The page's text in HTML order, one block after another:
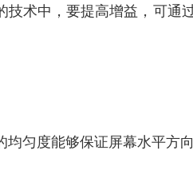
术中，要提高增益，可
匀度能够保证屏幕水平方